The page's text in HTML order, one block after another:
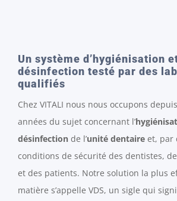
Un système d’hygiénisation
désinfection testé par des
qualifiés
Chez VITALI nous nous occupons
années du sujet concernant l’
désinfection de l’unité dentaire et, par
conditions de sécurité des dentistes,
et des patients. Notre solution la plus
matière s’appelle VDS, un sigle qui